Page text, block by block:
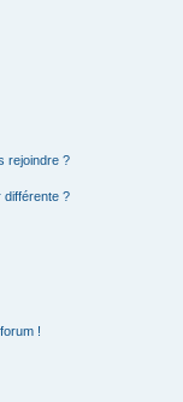
rejoindre ?
différente ?
!